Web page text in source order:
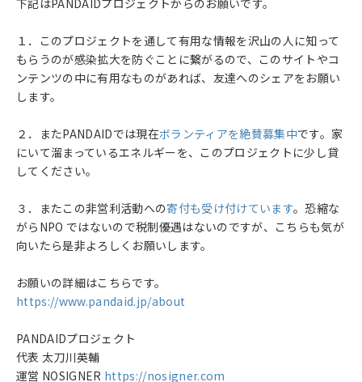
１．このプロジェクトを通して有用な情報を沢山の人に知って
もらうのが感染拡大を防ぐことに繋がるので、このサイトやコ
ンテンツの中に有用なものがあれば、友達へのシェアをお願い
します。
２．またPANDAIDでは現在ボランティアを絶賛募集中です。家
にいて溜まっているエネルギーを、このプロジェクトに少し貸
してください。
３．またこの非営利活動への寄付も受け付けています。恐縮な
がらNPO ではないので税制優遇はないのですが、こちらも気が
向いたら是非よろしくお願いします。
お願いの詳細はこちらです。
https://www.pandaid.jp/about
PANDAIDプロジェクト
代表 太刀川英輔
運営 NOSIGNER https://nosigner.com